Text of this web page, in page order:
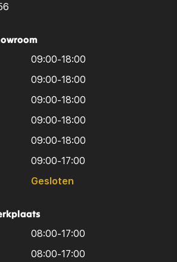
09:00-18:00
09:00-18:00
09:00-18:00
09:00-18:00
09:00-18:00
09:00-17:00
Gesloten
08:00-17:00
08:00-17:00